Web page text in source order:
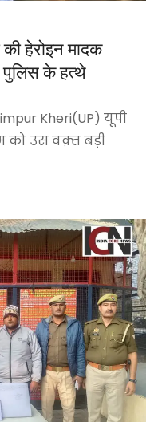
हेरोइन मादक
पुलिस के हत्थे
Kheri(UP) यूपी
को उस वक़्त बड़ी